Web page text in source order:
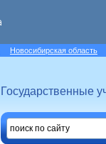
Новосибирская область
Государственные